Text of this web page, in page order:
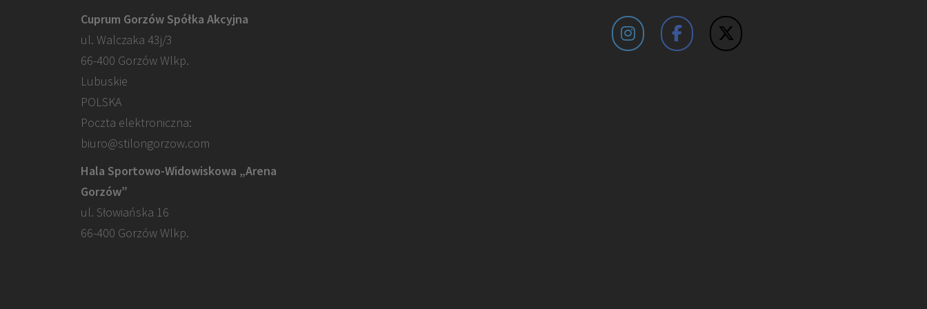
Cuprum Gorzów Spółka Akcyjna
ul. Walczaka 43j/3
66-400 Gorzów Wlkp.
Lubuskie
POLSKA
Poczta elektroniczna:
biuro@stilongorzow.com
Hala Sportowo-Widowiskowa „Arena
Gorzów”
ul. Słowiańska 16
66-400 Gorzów Wlkp.